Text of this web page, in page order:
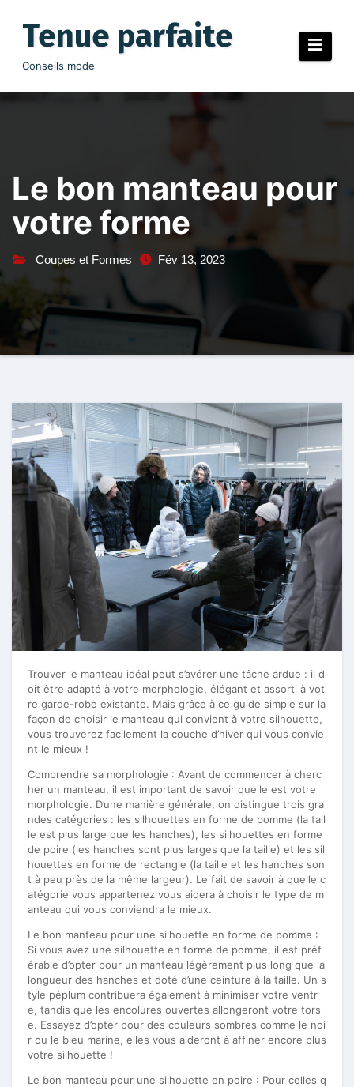
contenuTenue parfaite
Conseils mode
Le bon manteau pour
votre forme
Coupes et Formes Fév 13, 2023
Trouver le manteau idéal peut s’avérer une tâche ardue : il d
oit être adapté à votre morphologie, élégant et assorti à vot
re garde-robe existante. Mais grâce à ce guide simple sur la
façon de choisir le manteau qui convient à votre silhouette,
vous trouverez facilement la couche d’hiver qui vous convie
nt le mieux !
Comprendre sa morphologie : Avant de commencer à cherc
her un manteau, il est important de savoir quelle est votre
morphologie. D’une manière générale, on distingue trois gra
ndes catégories : les silhouettes en forme de pomme (la tail
le est plus large que les hanches), les silhouettes en forme
de poire (les hanches sont plus larges que la taille) et les sil
houettes en forme de rectangle (la taille et les hanches son
t à peu près de la même largeur). Le fait de savoir à quelle c
atégorie vous appartenez vous aidera à choisir le type de m
anteau qui vous conviendra le mieux.
Le bon manteau pour une silhouette en forme de pomme :
Si vous avez une silhouette en forme de pomme, il est préf
érable d’opter pour un manteau légèrement plus long que la
longueur des hanches et doté d’une ceinture à la taille. Un s
tyle péplum contribuera également à minimiser votre ventr
e, tandis que les encolures ouvertes allongeront votre tors
e. Essayez d’opter pour des couleurs sombres comme le noi
r ou le bleu marine, elles vous aideront à affiner encore plus
votre silhouette !
Le bon manteau pour une silhouette en poire : Pour celles q